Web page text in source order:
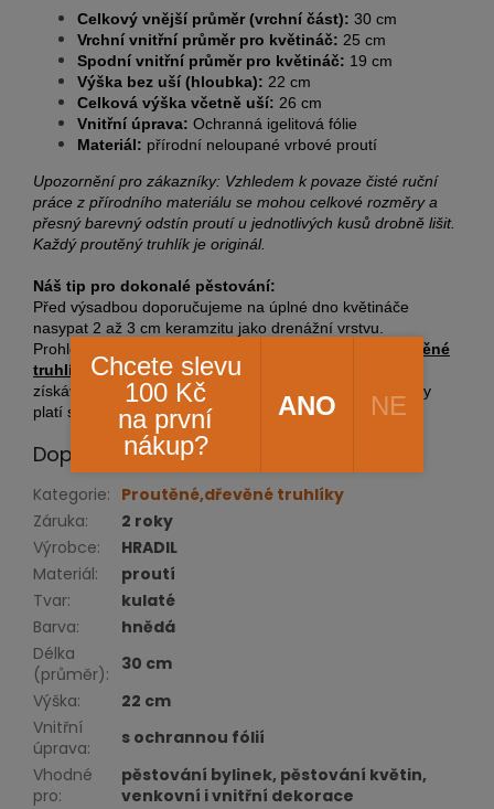
Celkový vnější průměr (vrchní část): 30 cm
Vrchní vnitřní průměr pro květináč: 25 cm
Spodní vnitřní průměr pro květináč: 19 cm
Výška bez uší (hloubka): 22 cm
Celková výška včetně uší: 26 cm
Vnitřní úprava: Ochranná igelitová fólie
Materiál: přírodní neloupané vrbové proutí
Upozornění pro zákazníky: Vzhledem k povaze čisté ruční
práce z přírodního materiálu se mohou celkové rozměry a
přesný barevný odstín proutí u jednotlivých kusů drobně lišit.
Každý proutěný truhlík je originál.
Náš tip pro dokonalé pěstování:
Před výsadbou doporučujeme na úplné dno květináče
nasypat 2 až 3 cm keramzitu jako drenážní vrstvu.
Prohlédněte si také další rozměry v naší kategorii
proutěné
truhlíky a květináče . Při nákupu nad 2000 Kč od nás
získáváte
dopravu zdarma
a pro registrované zákazníky
platí stálá
věrnostní sleva 5 % až 20 %!
Doplňkové parametry
Kategorie: Proutěné,dřevěné truhlíky
Záruka:
2 roky
Výrobce:
HRADIL
Materiál:
proutí
Tvar:
kulaté
Barva:
hnědá
Délka
(průměr):
30 cm
Výška:
22 cm
Vnitřní
úprava:
s ochrannou fólií
Vhodné
pro:
pěstování bylinek, pěstování květin,
venkovní i vnitřní dekorace
Chcete slevu
100 Kč
na první
nákup?
ANO NE